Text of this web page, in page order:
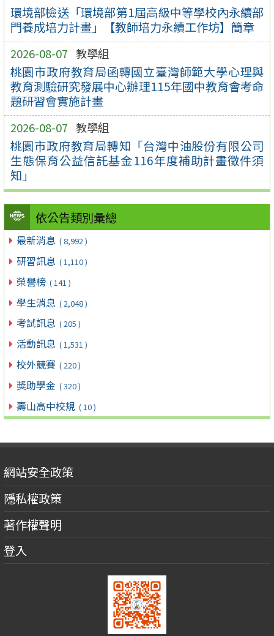
環境部檢送「環境部第1屆高級中等學校內永續部
門養成培力計畫」【教師培力永續工作坊】簡章
2026-08-07 教學組
桃園市政府教育局函轉國立臺灣師範大學心理與
教育測驗研究發展中心辦理115年國中教育會考命
題研習會實施計畫
2026-08-07 教學組
桃園市政府教育局轉知「台灣中油股份有限公司
生態保育公益信託基金116年度補助計畫徵件須
知」
依公告類別彙總
最新消息 ( 8,992 )
研習訊息 ( 1,110 )
榮譽榜 ( 141 )
學生消息 ( 2,048 )
考試訊息 ( 205 )
活動訊息 ( 1,531 )
校外競賽 ( 220 )
獎助學金 ( 320 )
壽山高中校規 ( 10 )
網站安全政策
隱私權政策
著作權聲明
登入